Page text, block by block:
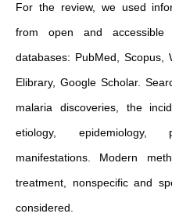
For the review, we used
from open and
databases: PubMed, Scopus,
Elibrary, Google Scholar.
malaria discoveries, the
etiology, epidemiology,
manifestations. Modern
treatment, nonspecific and
considered.